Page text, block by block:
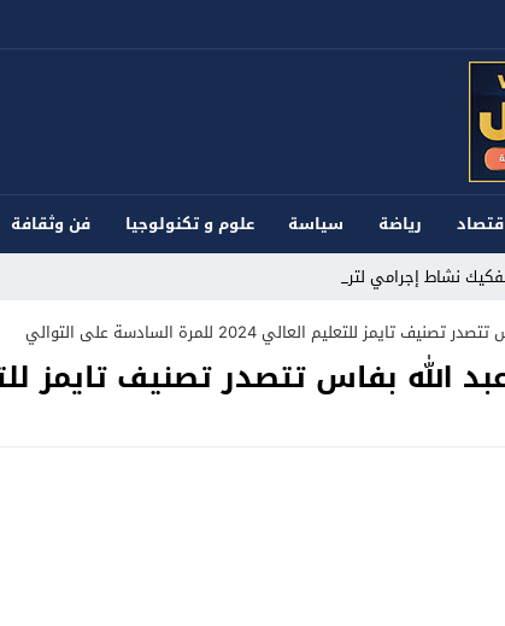
رياضة سياسة علوم و تكنولوجيا فن وثقافة
نشاط إجرامي لترويج _
للتعليم العالي 2024 للمرة السادسة على التوالي